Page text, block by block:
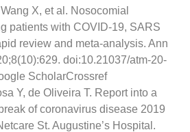
X, et al. Nosocomial
patients with COVID-19, SARS
review and meta-analysis. Ann
doi:10.21037/atm-20-
ScholarCrossref
Y, de Oliveira T. Report into a
of coronavirus disease 2019
St. Augustine’s Hospital.